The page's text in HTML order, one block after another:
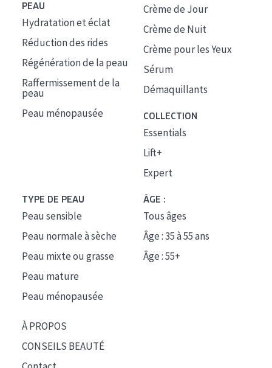
PEAU
Hydratation et éclat
Réduction des rides
Régénération de la peau
Raffermissement de la
peau
Peau ménopausée
Crème de Jour
Crème de Nuit
Crème pour les Yeux
Sérum
Démaquillants
COLLECTION
Essentials
Lift+
Expert
TYPE DE PEAU
Peau sensible
Peau normale à sèche
Peau mixte ou grasse
Peau mature
Peau ménopausée
ÂGE :
Tous âges
Âge : 35 à 55 ans
Âge : 55+
À PROPOS
CONSEILS BEAUTÉ